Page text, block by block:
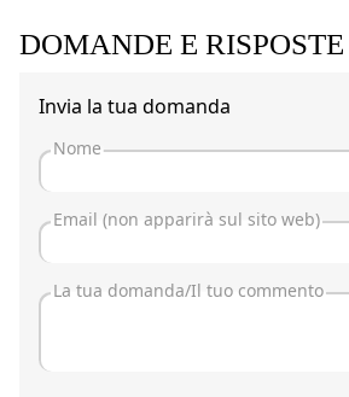
DOMANDE E RISPOSTE
Invia la tua domanda